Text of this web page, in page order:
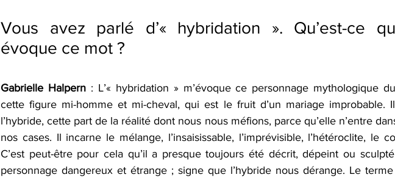
Vous avez parlé d’« hybridation ». Qu’est-ce
évoque ce mot ?
Gabrielle Halpern : L’« hybridation » m’évoque ce personnage mythologique
cette figure mi-homme et mi-cheval, qui est le fruit d’un mariage improbable.
l’hybride, cette part de la réalité dont nous nous méfions, parce qu’elle n’entre
nos cases. Il incarne le mélange, l’insaisissable, l’imprévisible, l’hétéroclite, le
C’est peut-être pour cela qu’il a presque toujours été décrit, dépeint ou
personnage dangereux et étrange ; signe que l’hybride nous dérange. Le